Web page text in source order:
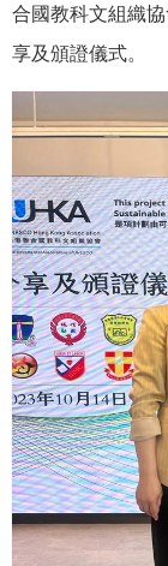
合國教科文組織
享及頒證儀式。